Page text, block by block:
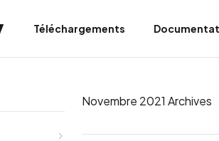
Téléchargements
Novembre 2021 Archives